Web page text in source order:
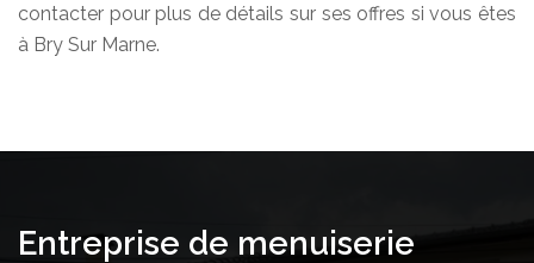
contacter pour plus de détails sur ses offres si vous êtes
à Bry Sur Marne.
Entreprise de menuiserie